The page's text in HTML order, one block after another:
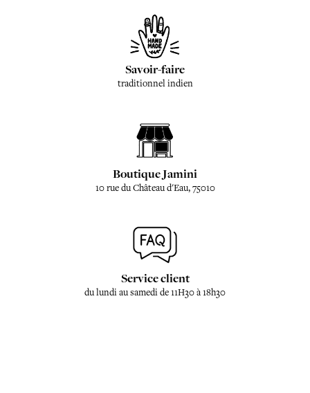
Savoir-faire
traditionnel indien
Boutique Jamini
10 rue du Château d'Eau, 75010
Service client
du lundi au samedi de 11H30 à 18h30